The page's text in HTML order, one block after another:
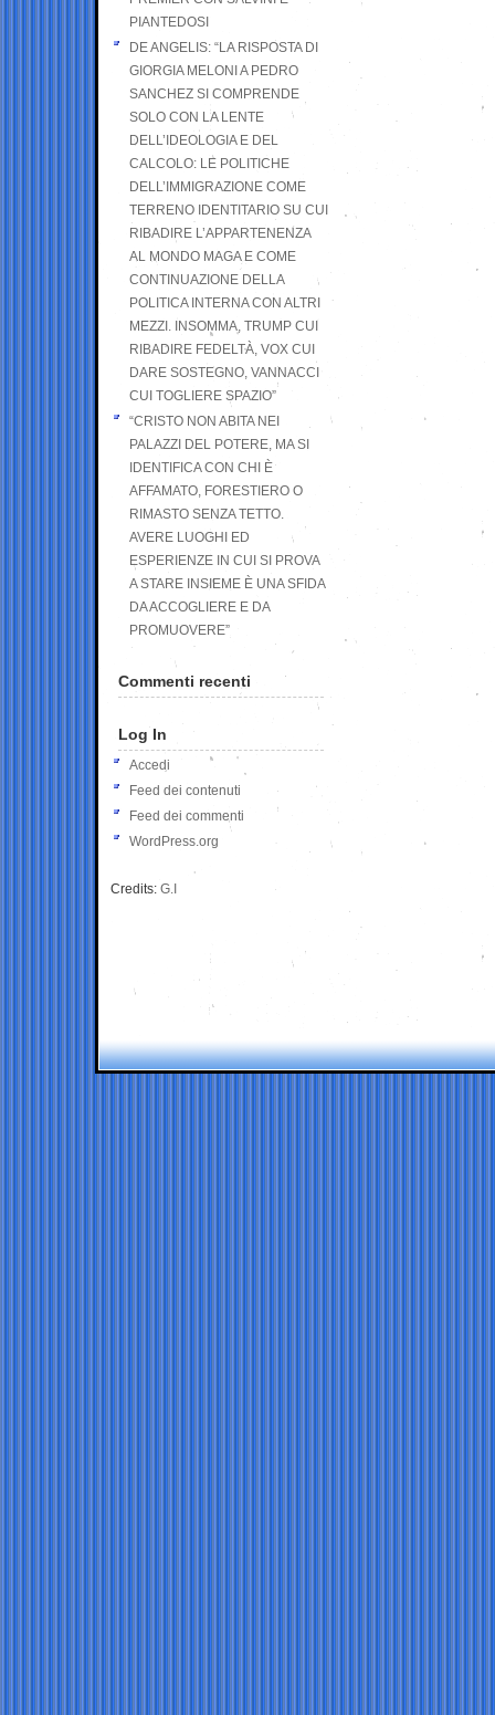
PIANTEDOSI
DE ANGELIS: “LA RISPOSTA DI
GIORGIA MELONI A PEDRO
SANCHEZ SI COMPRENDE
SOLO CON LA LENTE
DELL’IDEOLOGIA E DEL
CALCOLO: LE POLITICHE
DELL’IMMIGRAZIONE COME
TERRENO IDENTITARIO SU CUI
RIBADIRE L’APPARTENENZA
AL MONDO MAGA E COME
CONTINUAZIONE DELLA
POLITICA INTERNA CON ALTRI
MEZZI. INSOMMA, TRUMP CUI
RIBADIRE FEDELTÀ, VOX CUI
DARE SOSTEGNO, VANNACCI
CUI TOGLIERE SPAZIO”
“CRISTO NON ABITA NEI
PALAZZI DEL POTERE, MA SI
IDENTIFICA CON CHI È
AFFAMATO, FORESTIERO O
RIMASTO SENZA TETTO.
AVERE LUOGHI ED
ESPERIENZE IN CUI SI PROVA
A STARE INSIEME È UNA SFIDA
DA ACCOGLIERE E DA
PROMUOVERE”
Commenti recenti
Log In
Accedi
Feed dei contenuti
Feed dei commenti
WordPress.org
Credits: G.I